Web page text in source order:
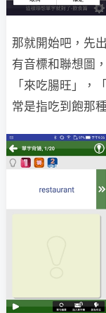
那就開始吧，先
有音標和聯想圖
「來吃腸旺」，
常是指吃到飽那